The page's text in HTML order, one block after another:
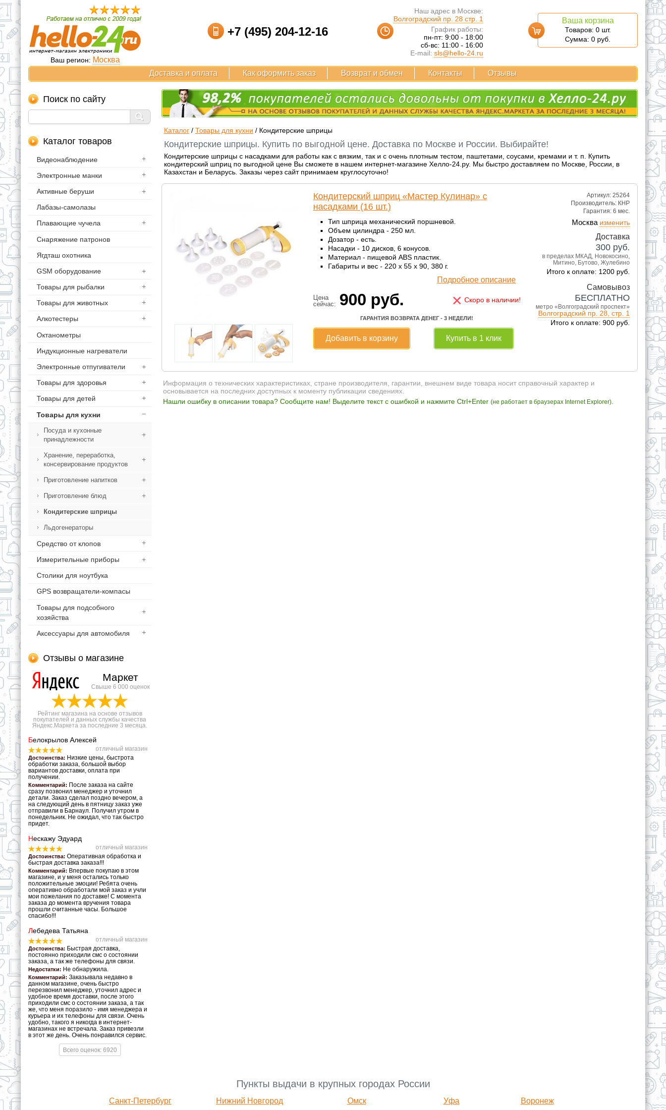
Ваш регион: Москва
+7 (495) 204-12-16
Наш адрес в Москве:
Волгоградский пр. 28 стр. 1
График работы:
пн-пт: 9:00 - 18:00
сб-вс: 11:00 - 16:00
E-mail: sls@hello-24.ru
Ваша корзина
Товаров: 0 шт.
Сумма: 0 руб.
Доставка и оплата Как оформить заказ Возврат и обмен Контакты Отзывы
Поиск по сайту
Каталог товаров
Видеонаблюдение
Электронные манки
Активные беруши
Лабазы-самолазы
Плавающие чучела
Снаряжение патронов
Ягдташ охотника
GSM оборудование
Товары для рыбалки
Товары для животных
Алкотестеры
Октанометры
Индукционные нагреватели
Электронные отпугиватели
Товары для здоровья
Товары для детей
Товары для кухни
Посуда и кухонные
принадлежности
Хранение, переработка,
консервирование продуктов
Приготовление напитков
Приготовление блюд
Кондитерские шприцы
Льдогенераторы
Средство от клопов
Измерительные приборы
Столики для ноутбука
GPS возвращатели-компасы
Товары для подсобного
хозяйства
Аксессуары для автомобиля
Отзывы о магазине
Маркет
Свыше 6 000 оценок
Рейтинг магазина на основе отзывов
покупателей и данных службы качества
Яндекс.Маркета за последние 3 месяца.
Белокрылов Алексей
отличный магазин
Достоинства: Низкие цены, быстрота
обработки заказа, большой выбор
вариантов доставки, оплата при
получении.
Комментарий: После заказа на сайте
сразу позвонил менеджер и уточнил
детали. Заказ сделал поздно вечером, а
на следующий день в пятницу заказ уже
отправили в Барнаул. Получил утром в
понедельник. Не ожидал, что так быстро
придет.
Нескажу Эдуард
отличный магазин
Достоинства: Оперативная обработка и
быстрая доставка заказа!!!
Комментарий: Впервые покупаю в этом
магазине, и у меня остались только
положительные эмоции! Ребята очень
оперативно обработали мой заказ и учли
мои пожелания по доставке! С момента
заказа до момента вручения товара
прошли считанные часы. Большое
спасибо!!!
Лебедева Татьяна
отличный магазин
Достоинства: Быстрая доставка,
постоянно приходили смс о состоянии
заказа, а так же телефоны для связи.
Недостатки: Не обнаружила.
Комментарий: Заказывала недавно в
данном магазине, очень быстро
перезвонил менеджер, уточнил адрес и
удобное время доставки, после этого
приходили смс о состоянии заказа, а так
же, что меня поразило - имя менеджера и
курьера и их телефоны для связи. Очень
удобно, такого я никогда в интернет-
магазинах не встречала. Заказ привезли
в этот же день. Очень понравился сервис.
Всего оценок: 6920
Каталог/ Товары для кухни / Кондитерские шприцы
Кондитерские шприцы. Купить по выгодной цене. Доставка по Москве и России. Выбирайте!
Кондитерские шприцы с насадками для работы как с вязким, так и с очень плотным тестом, паштетами, соусами, кремами и т. п. Купить
кондитерский шприц по выгодной цене Вы сможете в нашем интернет-магазине Хелло-24.ру. Мы быстро доставляем по Москве, России, в
Казахстан и Беларусь. Заказы через сайт принимаем круглосуточно!
Артикул: 25264
Производитель: КНР
Гарантия: 6 мес.
Москва изменить
Доставка
300 руб.
в пределах МКАД, Новокосино,
Митино, Бутово, Жулебино
Итого к оплате: 1200 руб.
Самовывоз
БЕСПЛАТНО
метро «Волгоградский проспект»
Волгоградский пр. 28, стр. 1
Итого к оплате: 900 руб.
Кондитерский шприц «Мастер Кулинар» с
насадками (16 шт.)
Тип шприца механический поршневой.
Объем цилиндра - 250 мл.
Дозатор - есть.
Насадки - 10 дисков, 6 конусов.
Материал - пищевой ABS пластик.
Габариты и вес - 220 x 55 x 90, 380 г.
Подробное описание
Цена
сейчас: 900 руб. × Скоро в наличии!
ГАРАНТИЯ ВОЗВРАТА ДЕНЕГ - 3 НЕДЕЛИ!
Добавить в корзину Купить в 1 клик
Информация о технических характеристиках, стране производителя, гарантии, внешнем виде товара носит справочный характер и
основывается на последних доступных к моменту публикации сведениях.
Нашли ошибку в описании товара? Сообщите нам! Выделите текст с ошибкой и нажмите Ctrl+Enter (не работает в браузерах Internet Explorer).
Пункты выдачи в крупных городах России
Санкт-Петербург
Нижний Новгород
Омск
Уфа
Воронеж